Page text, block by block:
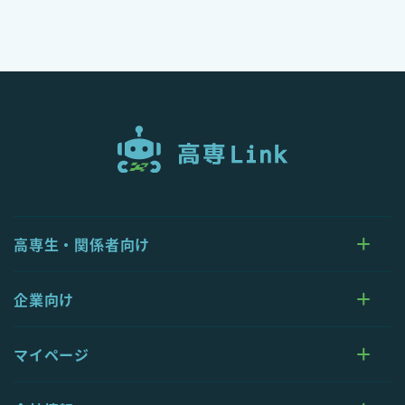
高専生・関係者向け
企業向け
マイページ